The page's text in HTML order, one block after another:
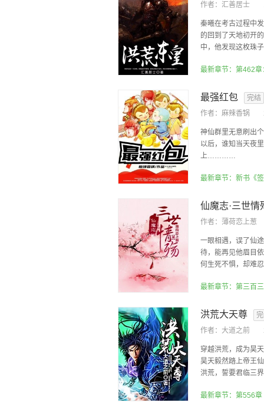
作者： 汇善居士
秦曦在考古过程中
的回到了天地初开
中，他发现这枚珠
最新章节：第462
最强红包
完结
作者： 麻辣香锅
神仙群里无意刷出
以后，谁知当天夜
上…………
仙魔志·三世情
作者： 薄荷恋上葱
一眼相遇，误了仙
待，能再见他眉目
何生死不惧，却难
最新章节：第三百
洪荒大天尊
作者： 大道之前
穿越洪荒，成为昊
昊天毅然踏上帝王
洪荒，誓要君临三